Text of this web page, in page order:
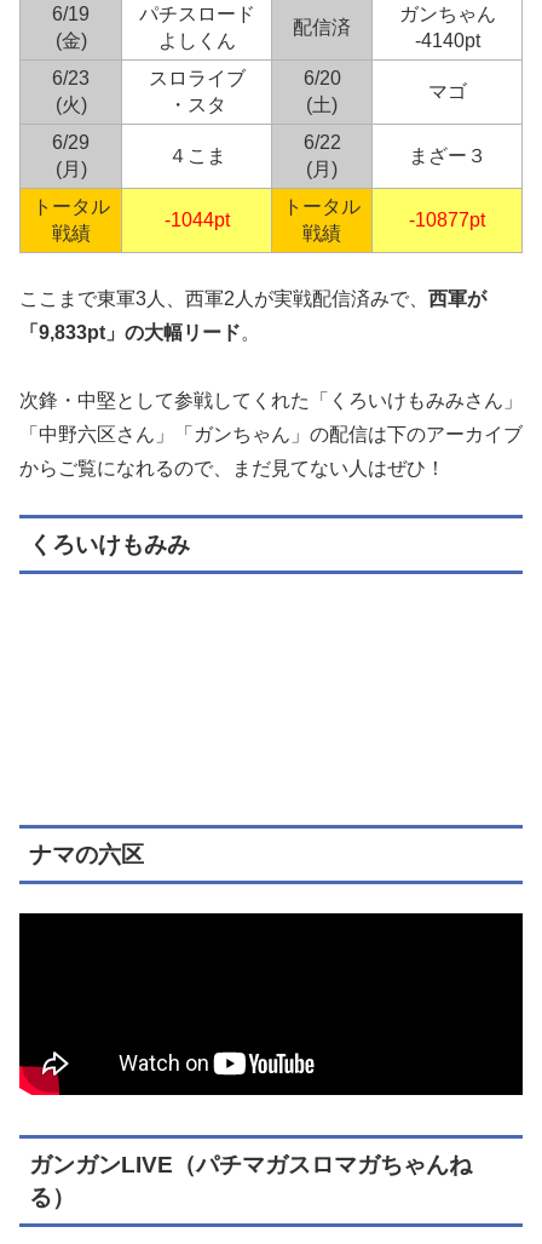
6/19
(金)
パチスロード
よしくん
配信済
ガンちゃん
-4140pt
6/23
(火)
スロライブ
・スタ
6/20
(土)
マゴ
6/29
(月)
４こま
6/22
(月)
まざー３
トータル
戦績
-1044pt
トータル
戦績
-10877pt
ここまで東軍3人、西軍2人が実戦配信済みで、 西軍が
「9,833pt」の大幅リード。
次鋒・中堅として参戦してくれた「くろいけもみみさん」
「中野六区さん」「ガンちゃん」の配信は下のアーカイブ
からご覧になれるので、まだ見てない人はぜひ！
くろいけもみみ
ナマの六区
ガンガンLIVE（パチマガスロマガちゃんね
る）